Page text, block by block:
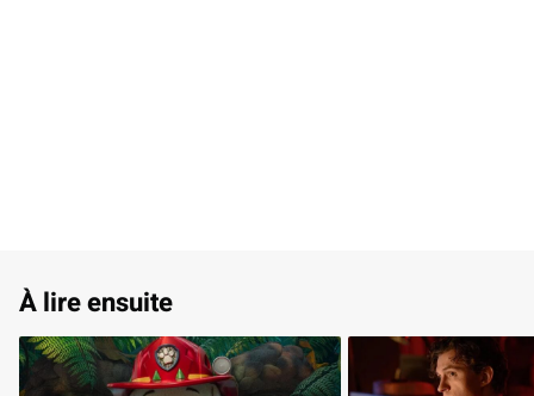
À lire ensuite